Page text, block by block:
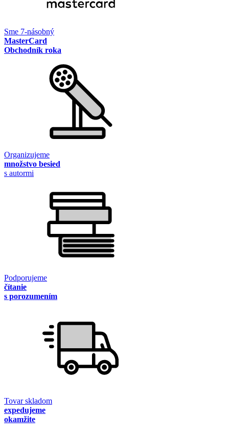
Sme 7-násobný
MasterCard
Obchodník roka
Organizujeme
množstvo besied
s autormi
Podporujeme
čítanie
s porozumením
Tovar skladom
expedujeme
okamžite